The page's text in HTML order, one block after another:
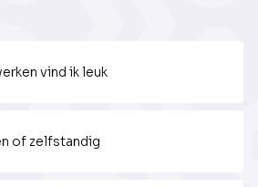
vind ik leuk
of zelfstandig